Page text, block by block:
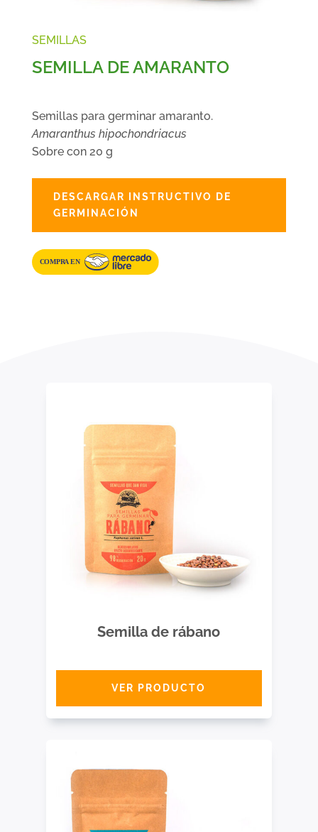
SEMILLAS
SEMILLA DE AMARANTO
Semillas para germinar amaranto.
Amaranthus hipochondriacus
Sobre con 20 g
DESCARGAR INSTRUCTIVO DE
GERMINACIÓN
Semilla de rábano
VER PRODUCTO